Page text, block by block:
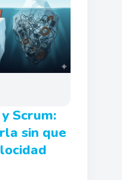
Scrum:
sin que